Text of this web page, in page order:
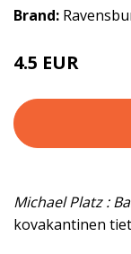
Brand:
4.5 EUR
Michael Platz :
kovakantinen